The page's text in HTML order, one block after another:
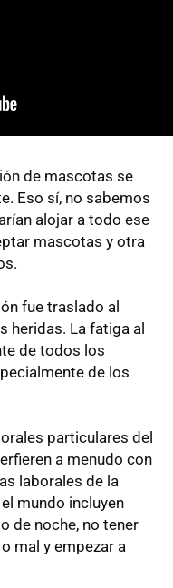
de mascotas se
Eso sí, no sabemos
alojar a todo ese
mascotas y otra
fue traslado al
heridas. La fatiga al
de todos los
de los
particulares del
a menudo con
laborales de la
mundo incluyen
de noche, no tener
mal y empezar a